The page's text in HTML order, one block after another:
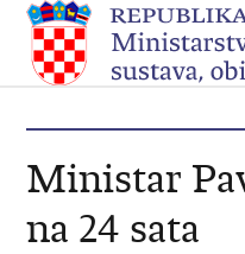
Ministar
na 24 sata